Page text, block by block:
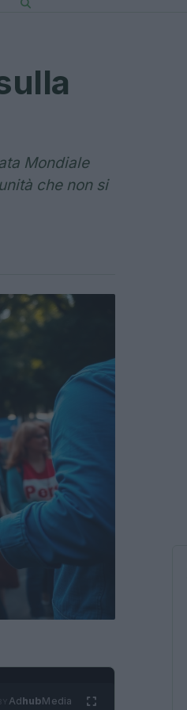
Mondiale
che non si
AdhubMedia